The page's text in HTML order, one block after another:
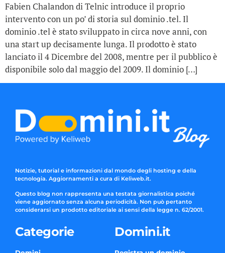
Fabien Chalandon di Telnic introduce il proprio
intervento con un po’ di storia sul dominio .tel. Il
dominio .tel è stato sviluppato in circa nove anni, con
una start up decisamente lunga. Il prodotto è stato
lanciato il 4 Dicembre del 2008, mentre per il pubblico è
disponibile solo dal maggio del 2009. Il dominio […]
Notizie, tutorial e informazioni dal mondo degli hosting e della
tecnologia. Aggiornamenti a cura di Keliweb.it.
Questo blog non rappresenta una testata giornalistica poiché
viene aggiornato senza alcuna periodicità. Non può pertanto
considerarsi un prodotto editoriale ai sensi della legge n. 62/2001.
Categorie Domini.it